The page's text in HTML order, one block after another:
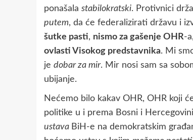
ponašala stabilokratski. Protivnici
putem, da će federalizirati državu i
šutke pasti, nismo za gašenje OHR-a,
ovlasti Visokog predstavnika. Mi
je dobar za mir. Mir nosi sam sa
ubijanje.
Nećemo bilo kakav OHR, OHR koji
politike u i prema Bosni i
ustava BiH-e na demokratskim